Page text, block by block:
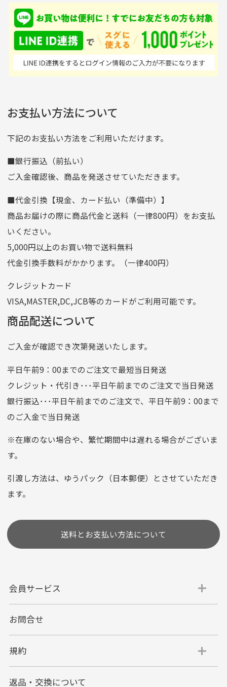
て、ここまでゴルフブラ
ンドの取り扱いがあるの
はすごい。 毎日たくさ
んの商品がアップされて
いるので新作チェックす
品ですが綺麗に梱包され
ており商品を大切にして
いる感が伝わってきまし
た 「フロント部分に汚
れあり」と記載ありまし
[…]
入金確認後商品発送となります。
※土曜、日曜、祝日は入金確認及び発送業務は致しておりま
せん。
尚、お振込み手数料はお客様ご負担となります。入金確認後
商品発送となります。
ご注文頂いてから7日以内をお振込み期限とさせ
りますのでご了承くださいませ。
支店名
和歌山支店
口座種別
普通
口座番号
0255557
口座名義
株式会社一条
ゆうちょ銀行
ゆうちょ間
記号
14710
他銀行から
店名
四七八（読みヨンナナハチ）
店番
478
預金種目
普通預金
口座番号
0776226
口座名義
株式会社一条
クレジットカード
選びいただけない場合がございます。
代金引換
代引手数料一律400円
す。
申し込まれた商品と届いた商品が異なっている場合
商品説明に記載されていない汚れやダメージがある商品
の場合
お支払い方法について
下記のお支払い方法をご利用いただけます。
■銀行振込（前払い）
ご入金確認後、商品を発送させていただきます。
■代金引換【現金、カード払い（準備中）】
商品お届けの際に商品代金と送料（一律800円）をお支払
いください。
5,000円以上のお買い物で送料無料
代金引換手数料がかかります。（一律400円）
クレジットカード
VISA,MASTER,DC,JCB等のカードがご利用可能です。
商品配送について
ご入金が確認でき次第発送いたします。
平日午前9：00までのご注文で最短当日発送
クレジット・代引き･･･平日午前までのご注文で当日発送
銀行振込･･･平日午前までのご注文で、平日午前9：00まで
のご入金で当日発送
※在庫のない場合や、繁忙期間中は遅れる場合がございま
す。
引渡し方法は、ゆうパック（日本郵便）とさせていただき
ます。
送料とお支払い方法について
会員サービス
お問合せ
規約
返品・交換について